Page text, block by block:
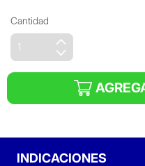
Cantidad
INDICACIONES